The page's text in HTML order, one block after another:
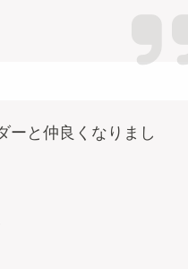
ーと仲良くなりまし